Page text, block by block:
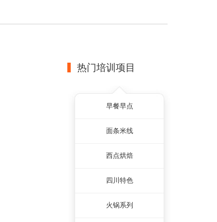
热门培训项目
早餐早点
面条米线
西点烘焙
四川特色
火锅系列